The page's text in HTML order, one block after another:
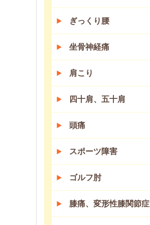
ぎっくり腰
坐骨神経痛
肩こり
四十肩、五十肩
頭痛
スポーツ障害
ゴルフ肘
膝痛、変形性膝関節症